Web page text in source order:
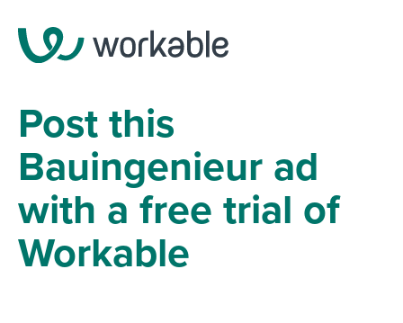
Post this
Bauingenieur ad
with a free trial of
Workable